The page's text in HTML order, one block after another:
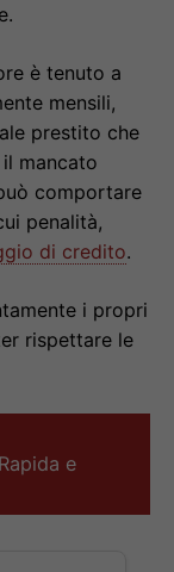
è tenuto a
mensili,
prestito che
mancato
comportare
penalità,
di credito.
i propri
rispettare le
e